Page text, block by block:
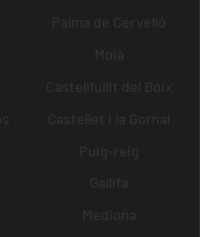
Palma de Cervelló
Moià
Castellfullit del Boix
Castellet i la Gornal
Puig-reig
Gallifa
Mediona